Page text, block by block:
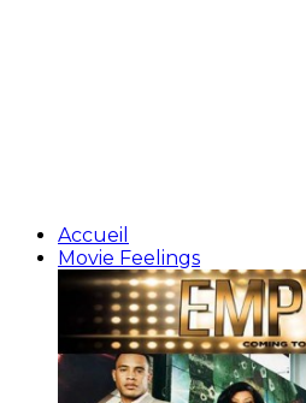
Accueil
Movie Feelings